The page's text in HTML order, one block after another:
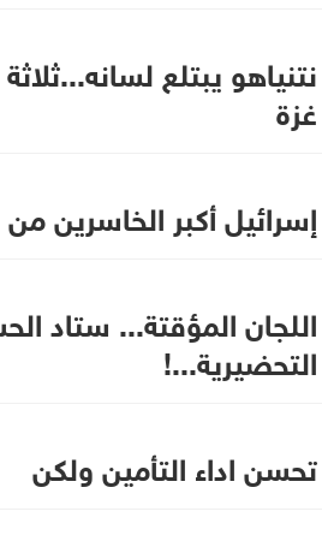
نتنياهو يبتلع
غزة
إسرائيل أكبر الخاسرين
اللجان المؤقتة... ستاد
التحضيرية...!
تحسن اداء التأمين ولكن